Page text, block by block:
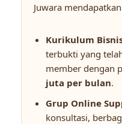
Juwara
Kurikulum
terbukti yang
member dengan
juta per bulan.
Grup Online
konsultasi,